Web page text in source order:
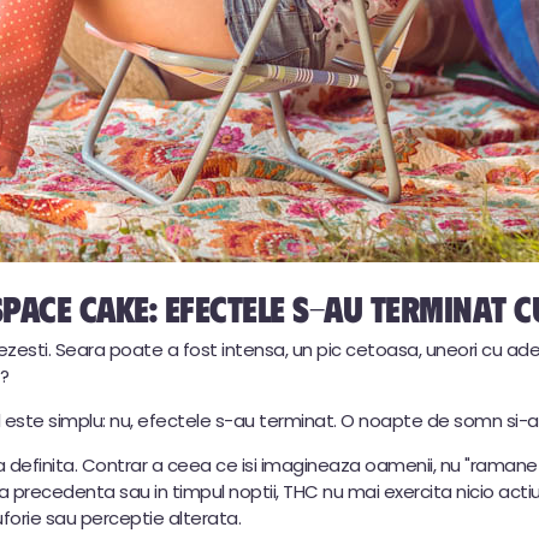
cake: efectele s-au terminat
Seara poate a fost intensa, un pic cetoasa, uneori cu
este simplu: nu, efectele s-au terminat. O noapte de somn
Contrar a ceea ce isi imagineaza oamenii, nu
sau in timpul noptii, THC nu mai exercita nicio
sau perceptie alterata.